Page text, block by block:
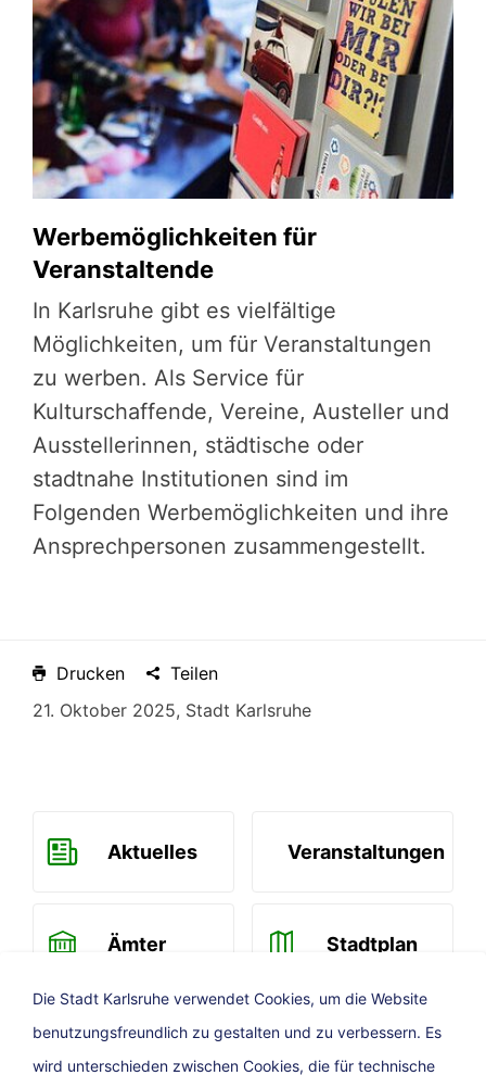
Werbemöglichkeiten für
Veranstaltende
In Karlsruhe gibt es vielfältige
Möglichkeiten, um für Veranstaltungen
zu werben. Als Service für
Kulturschaffende, Vereine, Austeller und
Ausstellerinnen, städtische oder
stadtnahe Institutionen sind im
Folgenden Werbemöglichkeiten und ihre
Ansprechpersonen zusammengestellt.
Drucken
Teilen
21. Oktober 2025, Stadt Karlsruhe
Aktuelles Veranstaltungen
Ämter Stadtplan
Newsletter
Die Stadt Karlsruhe verwendet Cookies, um die Website
benutzungsfreundlich zu gestalten und zu verbessern. Es
wird unterschieden zwischen Cookies, die für technische